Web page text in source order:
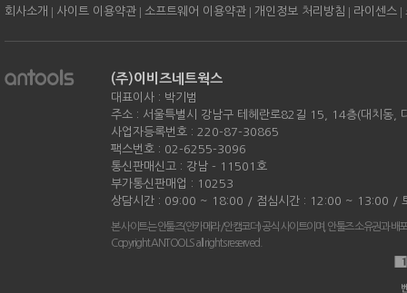
회사소개 | 사이트 이용약관 | 소프트웨어 이용약관 | 개인정보 처리방침 | 라이센스 |
(주)이비즈네트웍스
대표이사 : 박기범
주소 : 서울특별시 강남구 테헤란로82길 15, 14층(대치동,
사업자등록번호 : 220-87-30865
팩스번호 : 02-6255-3096
통신판매신고 : 강남 - 11501호
부가통신판매업 : 10253
상담시간 : 09:00 ~ 18:00 / 점심시간 : 12:00 ~ 13:00 /
본 사이트는 안툴즈(안카메라/안캠코더) 공식 사이트이며, 안툴즈 소유권과 배
Copyright ANTOOLS all rights reserved.